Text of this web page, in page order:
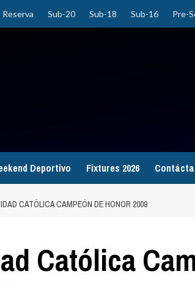
Reserva Sub-20 Sub-18 Sub-16 Pre-
Deportivo Fixtures 2026
CATÓLICA CAMPEÓN DE HONOR 2009
Católica